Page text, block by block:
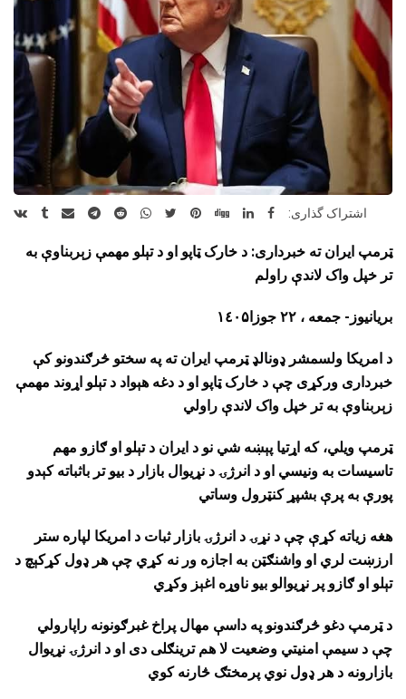
اشتراک گذاری:
ټرمپ ایران ته خبرداری: د خارک ټاپو او د تېلو مهمې زېربناوې به
تر خپل واک لاندې راولم
بریانیوز- جمعه ، ۲۲ جوزا١٤٠۵
د امریکا ولسمشر ډونالډ ټرمپ ایران ته په سختو څرګندونو کې
خبرداری ورکړی چې د خارک ټاپو او د دغه هېواد د تېلو اړوند مهمې
زېربناوې به تر خپل واک لاندې راولي
ټرمپ ویلي، که اړتیا پېښه شي نو د ایران د تېلو او ګازو مهم
تاسیسات به ونیسي او د انرژۍ د نړیوال بازار د بیو تر باثباته کېدو
پورې به پرې بشپړ کنټرول وساتي
هغه زیاته کړې چې د نړۍ د انرژۍ بازار ثبات د امریکا لپاره ستر
ارزښت لري او واشنګټن به اجازه ور نه کړي چې هر ډول کړکېچ د
تېلو او ګازو پر نړیوالو بیو ناوړه اغېز وکړي
د ټرمپ دغو څرګندونو په داسې مهال پراخ غبرګونونه راپارولي
چې د سیمې امنیتي وضعیت لا هم ترینګلی دی او د انرژۍ نړیوال
بازارونه د هر ډول نوي پرمختګ څارنه کوي